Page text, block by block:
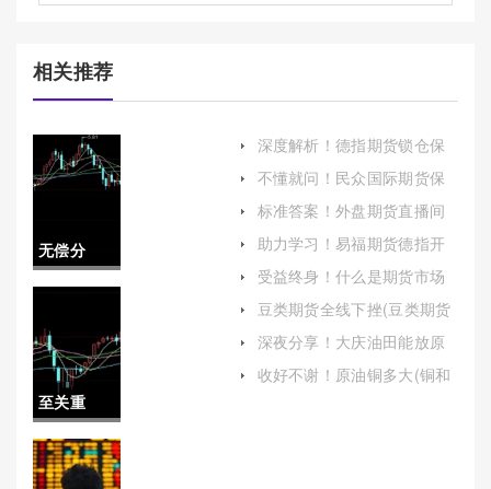
相关推荐
无偿分
享！期货
公司喊单
分成（帮
助投资者
提高交易
至关重
要！国际
期货手续
深度解析！德指期货锁仓保
证金)
不懂就问！民众国际期货保
应对潜在风险）
标准答案！外盘期货直播间
助力学习！易福期货德指开
受益终身！什么是期货市场
未来商品或金融资产的途
径）
豆类期货全线下挫(豆类期货
深夜分享！大庆油田能放原
进去吗现在)
收好不谢！原油铜多大(铜和